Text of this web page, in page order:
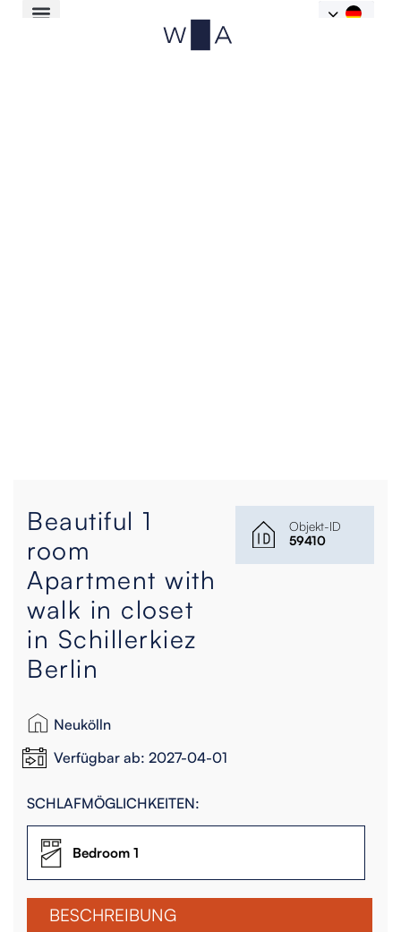
Beautiful 1
room
Apartment with
walk in closet
in Schillerkiez
Berlin
Objekt-ID
59410
Neukölln
Verfügbar ab: 2027-04-01
SCHLAFMÖGLICHKEITEN:
Bedroom 1
BESCHREIBUNG